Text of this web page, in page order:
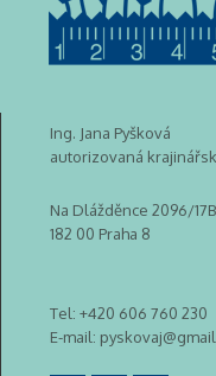
Ing. Jana Pyšková
autorizovaná
Na Dlážděnce 2096/17B
182 00 Praha 8
Tel: +420 606 760 230
E-mail: